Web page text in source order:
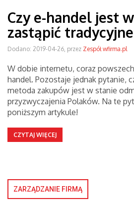
Czy e-handel jest
zastąpić
Dodano: 2019-04-26, przez Zespół wfirma.pl
W dobie internetu, coraz
handel. Pozostaje jednak pytanie,
metoda zakupów jest w stanie
przyzwyczajenia Polaków. Na te
poniższym artykule!
CZYTAJ WIĘCEJ
ZARZĄDZANIE FIRMĄ